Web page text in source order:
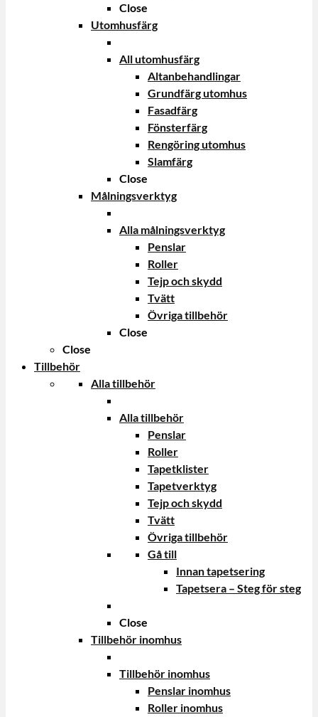
Close
Utomhusfärg
All utomhusfärg
Altanbehandlingar
Grundfärg utomhus
Fasadfärg
Fönsterfärg
Rengöring utomhus
Slamfärg
Close
Målningsverktyg
Alla målningsverktyg
Penslar
Roller
Tejp och skydd
Tvätt
Övriga tillbehör
Close
Close
Tillbehör
Alla tillbehör
Alla tillbehör
Penslar
Roller
Tapetklister
Tapetverktyg
Tejp och skydd
Tvätt
Övriga tillbehör
Gå till
Innan tapetsering
Tapetsera – Steg för steg
Close
Tillbehör inomhus
Tillbehör inomhus
Penslar inomhus
Roller inomhus